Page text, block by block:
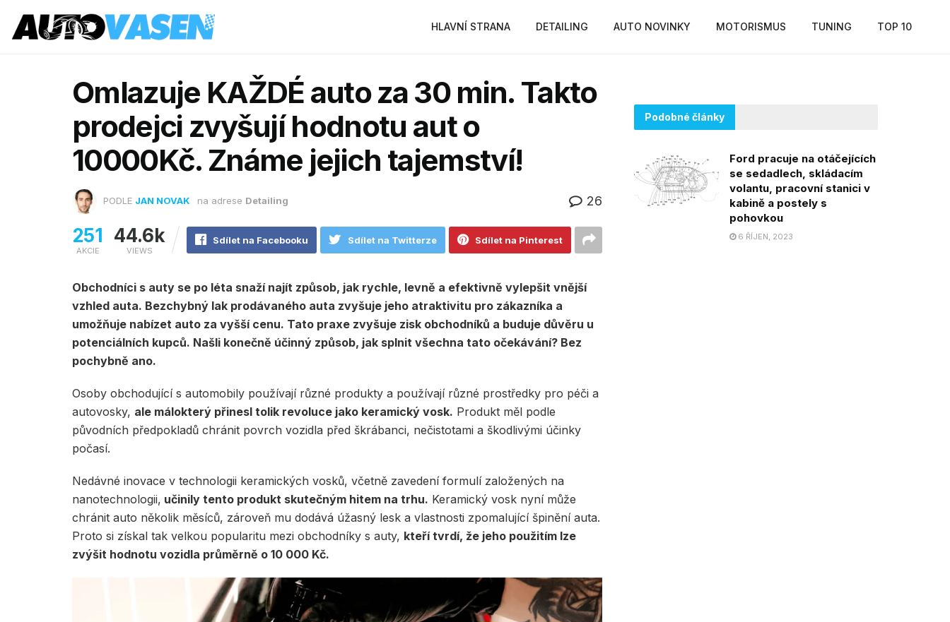
HLAVNÍ STRANA DETAILING AUTO NOVINKY MOTORISMUS TUNING TOP 10
Omlazuje KAŽDÉ auto za 30 min. Takto
prodejci zvyšují hodnotu aut o
10000Kč. Známe jejich tajemství!
PODLE JAN NOVAK na adrese Detailing 26
251
AKCIE
44.6k
VIEWS
Sdílet na Facebooku Sdílet na Twitterze Sdílet na Pinterest
Obchodníci s auty se po léta snaží najít způsob, jak rychle, levně a efektivně vylepšit vnější
vzhled auta. Bezchybný lak prodávaného auta zvyšuje jeho atraktivitu pro zákazníka a
umožňuje nabízet auto za vyšší cenu. Tato praxe zvyšuje zisk obchodníků a buduje důvěru u
potenciálních kupců. Našli konečně účinný způsob, jak splnit všechna tato očekávání? Bez
pochybně ano.
Osoby obchodující s automobily používají různé produkty a používají různé prostředky pro péči a
autovosky, ale málokterý přinesl tolik revoluce jako keramický vosk. Produkt měl podle
původních předpokladů chránit povrch vozidla před škrábanci, nečistotami a škodlivými účinky
počasí.
Nedávné inovace v technologii keramických vosků, včetně zavedení formulí založených na
nanotechnologii, učinily tento produkt skutečným hitem na trhu. Keramický vosk nyní může
chránit auto několik měsíců, zároveň mu dodává úžasný lesk a vlastnosti zpomalující špinění auta.
Proto si získal tak velkou popularitu mezi obchodníky s auty, kteří tvrdí, že jeho použitím lze
zvýšit hodnotu vozidla průměrně o 10 000 Kč.
Podobné články
Ford pracuje na otáčejících
se sedadlech, skládacím
volantu, pracovní stanici v
kabině a postely s
pohovkou
6 ŘÍJEN, 2023